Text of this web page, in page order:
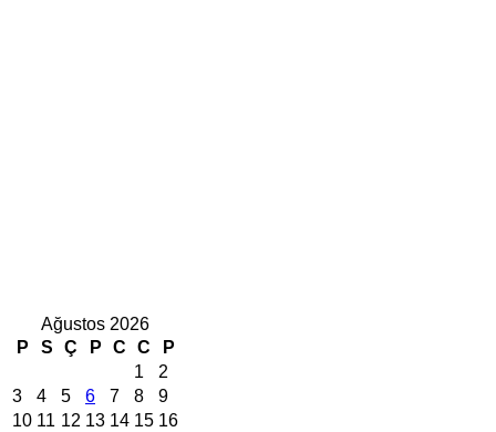
Ağustos 2026
P
S Ç P C C
P
1
2
3
4 5 6 7 8
9
10 11 12 13 14 15 16